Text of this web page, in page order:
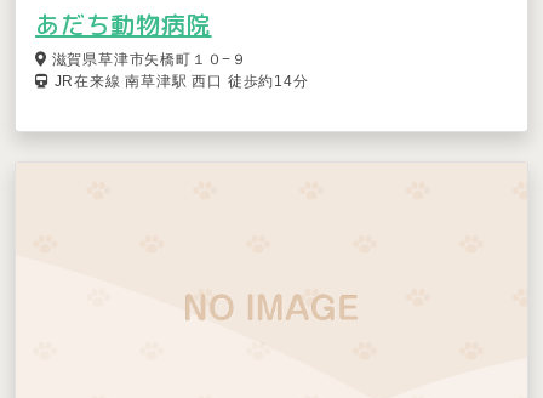
あだち動物病院
滋賀県草津市矢橋町１０−９
JR在来線 南草津駅 西口 徒歩約14分